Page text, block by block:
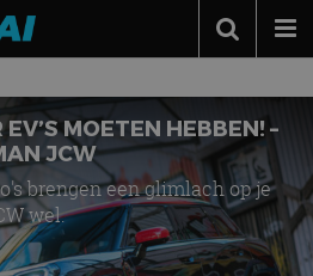
over
MOETEN HEBBEN! –
JCW
brengen een glimlach op je
wel.